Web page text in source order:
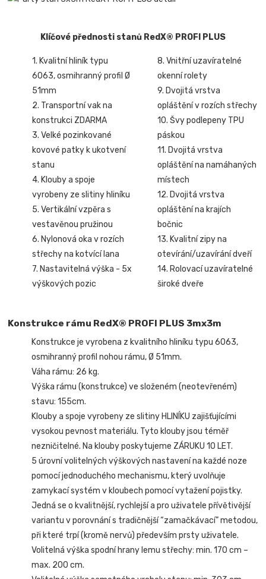
Klíčové přednosti stanů RedX® PROFI PLUS
1. Kvalitní hliník typu
6063, osmihranný profil Ø
51mm
2. Transportní vak na
konstrukci ZDARMA
3. Velké pozinkované
kovové patky k ukotvení
stanu
4. Klouby a spoje
vyrobeny ze slitiny hliníku
5. Vertikální vzpěra s
vestavěnou pružinou
6. Nylonová oka v rozích
střechy na kotvící lana
7. Nastavitelná výška - 5x
výškových pozic
8. Vnitřní uzavíratelné
okenní rolety
9. Dvojitá vrstva
opláštění v rozích střechy
10. Švy podlepeny TPU
páskou
11. Dvojitá vrstva
opláštění na namáhaných
místech
12. Dvojitá vrstva
opláštění na krajích
bočnic
13. Kvalitní zipy na
otevírání/uzavírání dveří
14. Rolovací uzavíratelné
široké dveře
Konstrukce rámu RedX® PROFI PLUS 3mx3m
Konstrukce je vyrobena z kvalitního hliníku typu 6063,
osmihranný profil nohou rámu, Ø 51mm.
Váha rámu: 26 kg.
Výška rámu (konstrukce) ve složeném (neotevřeném)
stavu: 155cm.
Klouby a spoje vyrobeny ze slitiny HLINÍKU zajišťujícími
vysokou pevnost materiálu. Tyto klouby jsou téměř
nezničitelné. Na klouby poskytujeme ZÁRUKU 10 LET.
5 úrovní volitelných výškových nastavení na každé noze
pomocí jednoduchého mechanismu, který uvolňuje
zamykací systém v kloubech pomocí vytažení pojistky.
Jedná se o kvalitnější, rychlejší a pro uživatele přívětivější
variantu v porovnání s tradičnější “zamačkávací” metodou,
při které trpí (kromě nervů) především prsty uživatele.
Volitelná výška spodní hrany lemu střechy: min. 170 cm –
max. 200 cm.